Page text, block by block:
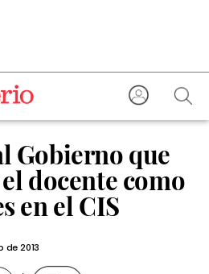
Gobierno que
docente como
en el CIS
de 2013